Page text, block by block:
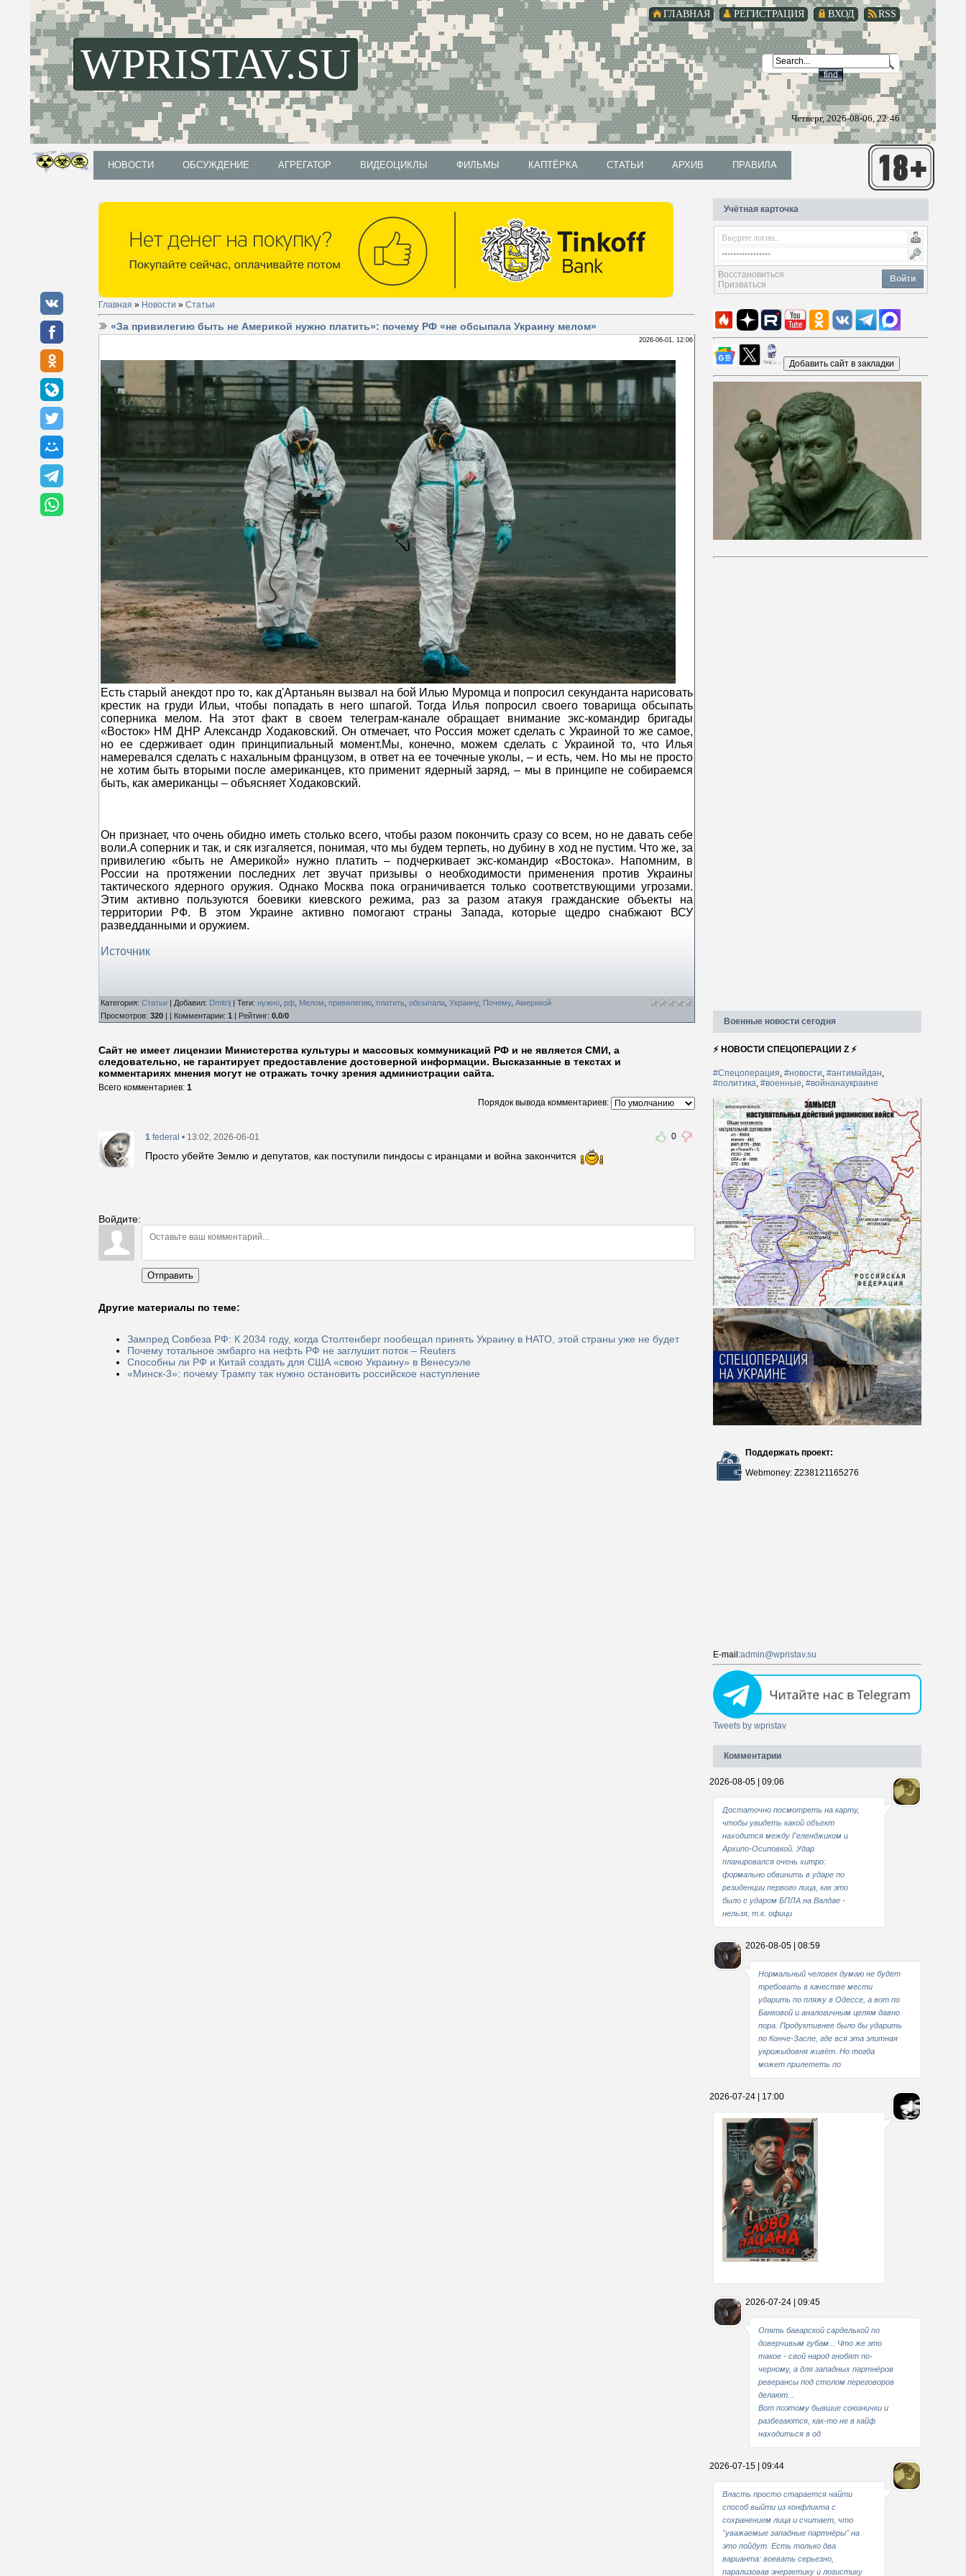
RSS
ВХОД
РЕГИСТРАЦИЯ
ГЛАВНАЯ
WPRISTAV.SU
Четверг, 2026-08-06, 22:46
НОВОСТИ ОБСУЖДЕНИЕ АГРЕГАТОР ВИДЕОЦИКЛЫ ФИЛЬМЫ КАПТЁРКА СТАТЬИ АРХИВ ПРАВИЛА
Главная » Новости » Статьи
«За привилегию быть не Америкой нужно платить»: почему РФ «не обсыпала Украину мелом»
2026-06-01, 12:06
Есть старый анекдот про то, как д'Артаньян вызвал на бой Илью Муромца и попросил секунданта нарисовать
крестик на груди Ильи, чтобы попадать в него шпагой. Тогда Илья попросил своего товарища обсыпать
соперника мелом. На этот факт в своем телеграм-канале обращает внимание экс-командир бригады
«Восток» НМ ДНР Александр Ходаковский. Он отмечает, что Россия может сделать с Украиной то же самое,
но ее сдерживает один принципиальный момент.Мы, конечно, можем сделать с Украиной то, что Илья
намеревался сделать с нахальным французом, в ответ на ее точечные уколы, – и есть, чем. Но мы не просто
не хотим быть вторыми после американцев, кто применит ядерный заряд, – мы в принципе не собираемся
быть, как американцы – объясняет Ходаковский.
Он признает, что очень обидно иметь столько всего, чтобы разом покончить сразу со всем, но не давать себе
воли.А соперник и так, и сяк изгаляется, понимая, что мы будем терпеть, но дубину в ход не пустим. Что же, за
привилегию «быть не Америкой» нужно платить – подчеркивает экс-командир «Востока». Напомним, в
России на протяжении последних лет звучат призывы о необходимости применения против Украины
тактического ядерного оружия. Однако Москва пока ограничивается только соответствующими угрозами.
Этим активно пользуются боевики киевского режима, раз за разом атакуя гражданские объекты на
территории РФ. В этом Украине активно помогают страны Запада, которые щедро снабжают ВСУ
разведданными и оружием.
Источник
Категория: Статьи | Добавил: Dmitrij | Теги: нужно рф Мелом привилегию платить обсыпала Украину, Почему, Америкой
Просмотров: 320 | | Комментарии: 1 | Рейтинг: 0.0/0
Сайт не имеет лицензии Министерства культуры и массовых коммуникаций РФ и не является СМИ, а
следовательно, не гарантирует предоставление достоверной информации. Высказанные в текстах и
комментариях мнения могут не отражать точку зрения администрации сайта.
Всего комментариев: 1
Порядок вывода комментариев:
0
1 federal • 13:02, 2026-06-01
Просто убейте Землю и депутатов, как поступили пиндосы с иранцами и война закончится
Войдите:
Отправить
Другие материалы по теме:
Зампред Совбеза РФ: К 2034 году, когда Столтенберг пообещал принять Украину в НАТО, этой страны уже не будет
Почему тотальное эмбарго на нефть РФ не заглушит поток – Reuters
Способны ли РФ и Китай создать для США «свою Украину» в Венесуэле
«Минск-3»: почему Трампу так нужно остановить российское наступление
Учётная карточка
Войти
Восстановиться
Призваться
Военные новости сегодня
⚡ НОВОСТИ СПЕЦОПЕРАЦИИ Z ⚡
#Спецоперация, #новости, #антимайдан,
#политика, #военные, #войнанаукраине
Поддержать проект:
Webmoney: Z238121165276
E-mail:admin@wpristav.su
Tweets by wpristav
Комментарии
2026-08-05 | 09:06
Достаточно посмотреть на карту,
чтобы увидеть какой объект
находится между Геленджиком и
Архипо-Осиповкой. Удар
планировался очень хитро:
формально обвинить в ударе по
резиденции первого лица, как это
было с ударом БПЛА на Валдае -
нельзя, т.к. офици
2026-08-05 | 08:59
Нормальный человек думаю не будет
требовать в качестве мести
ударить по пляжу в Одессе, а вот по
Банковой и аналогичным целям давно
пора. Продуктивнее было бы ударить
по Конче-Заспе, где вся эта элитная
укрожыдовня живёт. Но тогда
может прилететь по
2026-07-24 | 17:00
В свое время
2026-07-24 | 09:45
Опять баварской сарделькой по
доверчивым губам... Что же это
такое - свой народ гнобят по-
черному, а для западных партнёров
реверансы под столом переговоров
делают...
Вот поэтому бывшие союзнички и
разбегаются, как-то не в кайф
находиться в од
2026-07-15 | 09:44
Власть просто старается найти
способ выйти из конфликта с
сохранением лица и считает, что
"уважаемые западные партнёры" на
это пойдут. Есть только два
варианта: воевать серьезно,
парализовав энергетику и логистику